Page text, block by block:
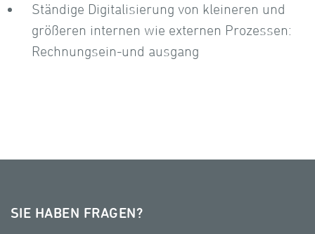
Ständige Digitalisierung von kleineren und
größeren internen wie externen Prozessen:
Rechnungsein-und ausgang
SIE HABEN FRAGEN?